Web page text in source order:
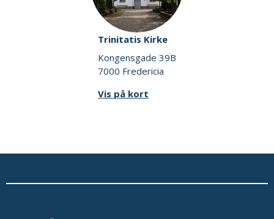
Trinitatis Kirke
Kongensgade 39B
7000 Fredericia
Vis på kort